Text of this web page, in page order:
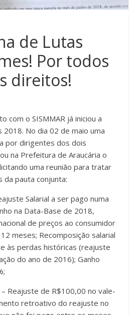
de Lutas
Por todos
direitos!
com o SISMMAR já iniciou a
2018. No dia 02 de maio uma
por dirigentes dos dois
na Prefeitura de Araucária o
uma reunião para tratar
pauta conjunta:
Salarial a ser pago numa
na Data-Base de 2018,
de preços ao consumidor
meses; Recomposição salarial
às perdas históricas (reajuste
do ano de 2016); Ganho
– Reajuste de R$100,00 no vale-
retroativo do reajuste no